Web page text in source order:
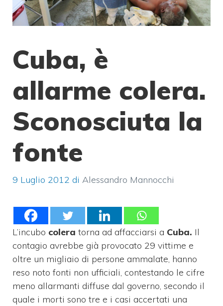
Cuba, è
allarme colera.
Sconosciuta la
fonte
9 Luglio 2012 di Alessandro Mannocchi
L’incubo colera torna ad affacciarsi a Cuba. Il
contagio avrebbe già provocato 29 vittime e
oltre un migliaio di persone ammalate, hanno
reso noto fonti non ufficiali, contestando le cifre
meno allarmanti diffuse dal governo, secondo il
quale i morti sono tre e i casi accertati una